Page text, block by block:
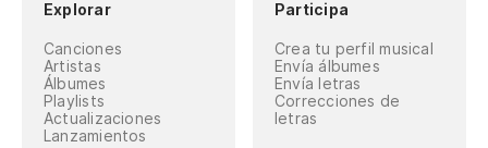
Explorar
Canciones
Artistas
Álbumes
Playlists
Actualizaciones
Lanzamientos
Participa
Crea tu perfil musical
Envía álbumes
Envía letras
Correcciones de
letras